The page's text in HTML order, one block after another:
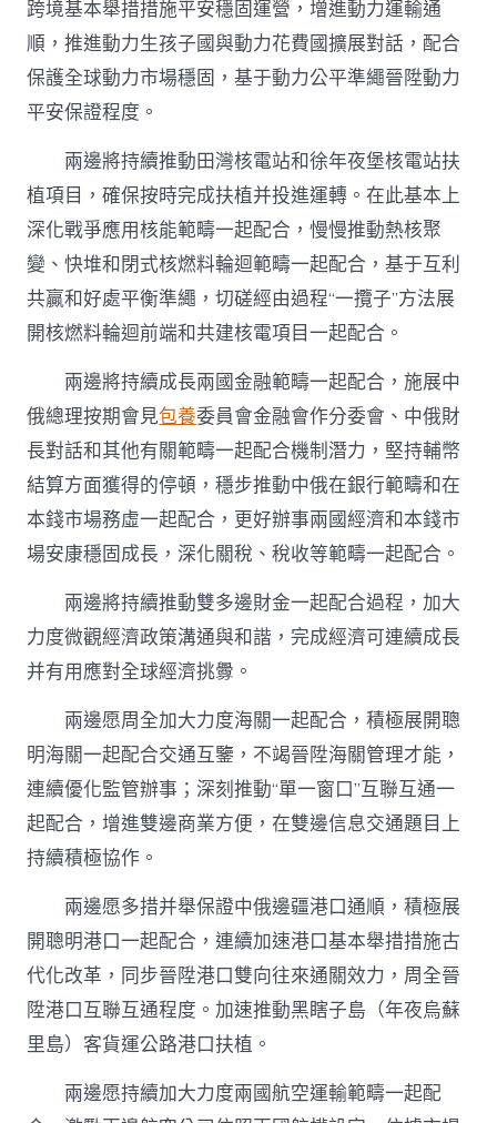
跨境基本舉措措施平安穩固運營，增進動力運輸通
順，推進動力生孩子國與動力花費國擴展對話，配合
保護全球動力市場穩固，基于動力公平準繩晉陞動力
平安保證程度。
兩邊將持續推動田灣核電站和徐年夜堡核電站扶
植項目，確保按時完成扶植并投進運轉。在此基本上
深化戰爭應用核能範疇一起配合，慢慢推動熱核聚
變、快堆和閉式核燃料輪迴範疇一起配合，基于互利
共贏和好處平衡準繩，切磋經由過程“一攬子”方法展
開核燃料輪迴前端和共建核電項目一起配合。
兩邊將持續成長兩國金融範疇一起配合，施展中
俄總理按期會見包養委員會金融會作分委會、中俄財
長對話和其他有關範疇一起配合機制潛力，堅持輔幣
結算方面獲得的停頓，穩步推動中俄在銀行範疇和在
本錢市場務虛一起配合，更好辦事兩國經濟和本錢市
場安康穩固成長，深化關稅、稅收等範疇一起配合。
兩邊將持續推動雙多邊財金一起配合過程，加大
力度微觀經濟政策溝通與和諧，完成經濟可連續成長
并有用應對全球經濟挑釁。
兩邊愿周全加大力度海關一起配合，積極展開聰
明海關一起配合交通互鑒，不竭晉陞海關管理才能，
連續優化監管辦事；深刻推動“單一窗口”互聯互通一
起配合，增進雙邊商業方便，在雙邊信息交通題目上
持續積極協作。
兩邊愿多措并舉保證中俄邊疆港口通順，積極展
開聰明港口一起配合，連續加速港口基本舉措措施古
代化改革，同步晉陞港口雙向往來通關效力，周全晉
陞港口互聯互通程度。加速推動黑瞎子島（年夜烏蘇
里島）客貨運公路港口扶植。
兩邊愿持續加大力度兩國航空運輸範疇一起配